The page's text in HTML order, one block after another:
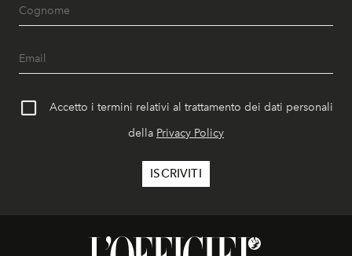
Accetto i termini relativi al trattamento dei dati personali
della Privacy Policy